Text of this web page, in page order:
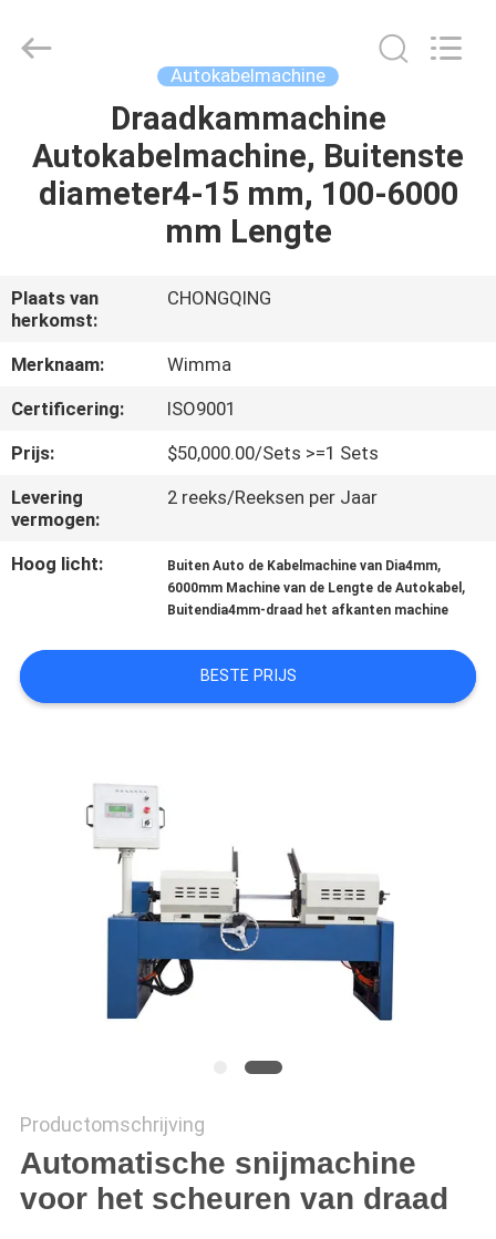
PRODUCTEN
OVER
ONS
FABRIEKSTOCHT
KWALITEITSCONTROLE
NIEUWS
VRAAG
SITEMAP
PRIVACYBELEID
Spare
Parts
Autokabelmachine
Draadkammachine
Autokabelmachine, Buitenste
diameter4-15 mm, 100-6000
mm Lengte
Plaats van
herkomst:
CHONGQING
Merknaam:
Wimma
Certificering:
ISO9001
Prijs:
$50,000.00/Sets >=1 Sets
Levering
vermogen:
2 reeks/Reeksen per Jaar
Hoog licht: Buiten Auto de Kabelmachine van Dia4mm,
6000mm Machine van de Lengte de Autokabel ,
Buitendia4mm-draad het afkanten machine
BESTE PRIJS
Productomschrijving
Automatische snijmachine
voor het scheuren van draad